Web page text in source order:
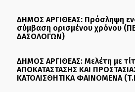
ΔΗΜΟΣ ΑΡΓΙΘΕΑΣ: Πρόσληψη
σύμβαση ορισμένου χρόνου
ΔΑΣΟΛΟΓΩΝ)
ΔΗΜΟΣ ΑΡΓΙΘΕΑΣ: Μελέτη με
ΑΠΟΚΑΤΑΣΤΑΣΗΣ ΚΑΙ
ΚΑΤΟΛΙΣΘΗΤΙΚΑ ΦΑΙΝΟΜΕΝΑ